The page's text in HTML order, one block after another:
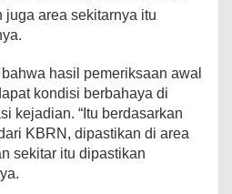
n
C
juga area sekitarnya itu
hasil pemeriksaan awal
kondisi berbahaya di
kejadian. “Itu berdasarkan
KBRN, dipastikan di area
sekitar itu dipastikan